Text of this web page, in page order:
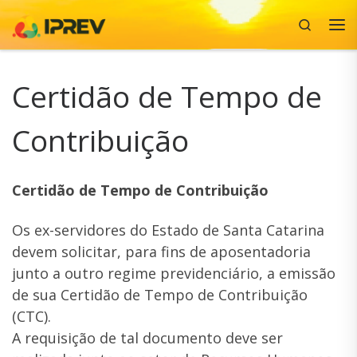
Skip to content
Search
Certidão de Tempo de
Contribuição
Certidão de Tempo de Contribuição
Os ex-servidores do Estado de Santa Catarina
devem solicitar, para fins de aposentadoria
junto a outro regime previdenciário, a emissão
de sua Certidão de Tempo de Contribuição
(CTC).
A requisição de tal documento deve ser